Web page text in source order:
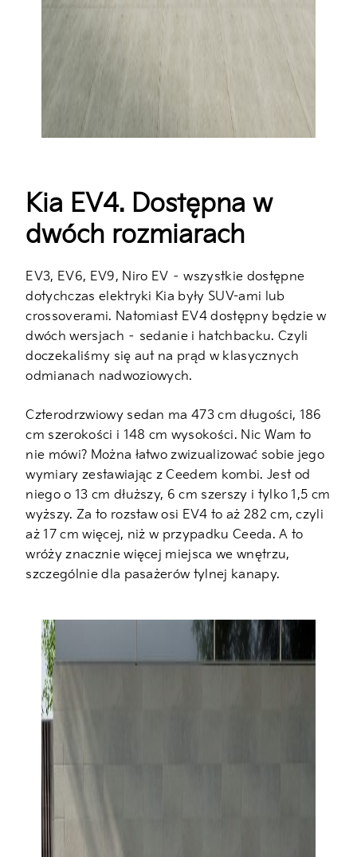
Kia EV4. Dostępna w
dwóch rozmiarach
EV3, EV6, EV9, Niro EV – wszystkie dostępne
dotychczas elektryki Kia były SUV-ami lub
crossoverami. Natomiast EV4 dostępny będzie w
dwóch wersjach – sedanie i hatchbacku. Czyli
doczekaliśmy się aut na prąd w klasycznych
odmianach nadwoziowych.
Czterodrzwiowy sedan ma 473 cm długości, 186
cm szerokości i 148 cm wysokości. Nic Wam to
nie mówi? Można łatwo zwizualizować sobie jego
wymiary zestawiając z Ceedem kombi. Jest od
niego o 13 cm dłuższy, 6 cm szerszy i tylko 1,5 cm
wyższy. Za to rozstaw osi EV4 to aż 282 cm, czyli
aż 17 cm więcej, niż w przypadku Ceeda. A to
wróży znacznie więcej miejsca we wnętrzu,
szczególnie dla pasażerów tylnej kanapy.